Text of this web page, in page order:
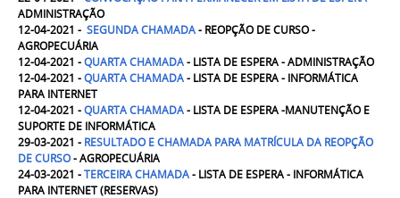
ADMINISTRAÇÃO
12-04-2021 - SEGUNDACHAMADA- REOPÇÃO DE CURSO -
AGROPECUÁRIA
12-04-2021 -QUARTACHAMADA- LISTA DE ESPERA - ADMINISTRAÇÃO
12-04-2021 -QUARTACHAMADA- LISTA DE ESPERA - INFORMÁTICA
PARA INTERNET
12-04-2021 -QUARTACHAMADA- LISTA DE ESPERA -MANUTENÇÃO E
SUPORTE DE INFORMÁTICA
29-03-2021 - RESULTADO E CHAMADA PARA MATRÍCULA DA REOPÇÃO
DE CURSO- AGROPECUÁRIA
24-03-2021 -TERCEIRACHAMADA- LISTA DE ESPERA - INFORMÁTICA
PARA INTERNET(RESERVAS)